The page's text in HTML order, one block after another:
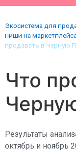
Экосистема для
ниши на
продавать в Черную
Что
Результаты
октябрь и ноябрь